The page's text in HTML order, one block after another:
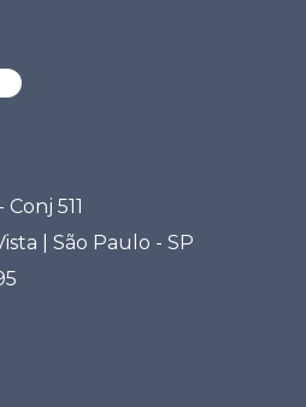
Conj 511
| São Paulo - SP